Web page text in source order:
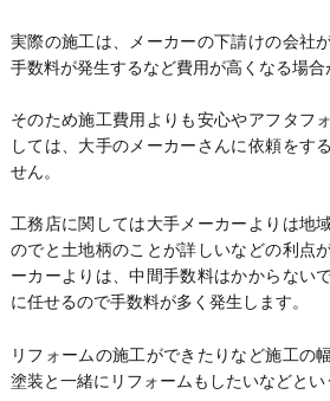
実際の施工は、メーカーの下請けの会社
手数料が発生するなど費用が高くなる場合
そのため施工費用よりも安心やアフタフ
しては、大手のメーカーさんに依頼をす
せん。
工務店に関しては大手メーカーよりは地
のでと土地柄のことが詳しいなどの利点
ーカーよりは、中間手数料はかからない
に任せるので手数料が多く発生します。
リフォームの施工ができたりなど施工の
塗装と一緒にリフォームもしたいなどとい